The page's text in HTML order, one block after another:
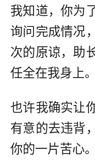
我知道，你为
询问完成情况
次的原谅，助
任全在我身上。
也许我确实让
有意的去违背
你的一片苦心